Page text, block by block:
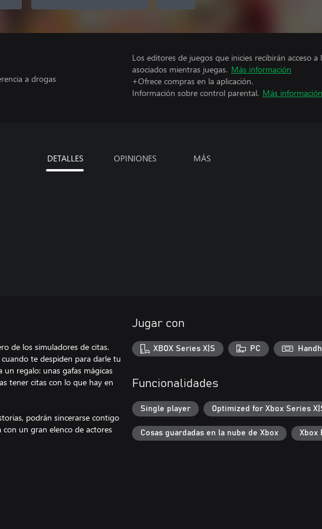
a drogas
Los editores de juegos que inicies recibirán acceso
asociados mientras juegas. Más información
+Ofrece compras en la aplicación.
Información sobre control parental. Más información
DETALLES OPINIONES MÁS
de los simuladores de citas.
te despiden para darle tu
regalo: unas gafas mágicas
tener citas con lo que hay en
podrán sincerarse contigo
un gran elenco de actores
Jugar con
XBOX Series X|S PC
Funcionalidades
Single player Optimized for Xbox Series
Cosas guardadas en la nube de Xbox Xbox